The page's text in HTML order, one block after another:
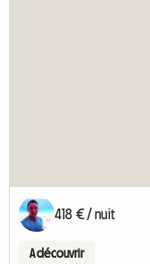
418 € / nuit
A découvrir